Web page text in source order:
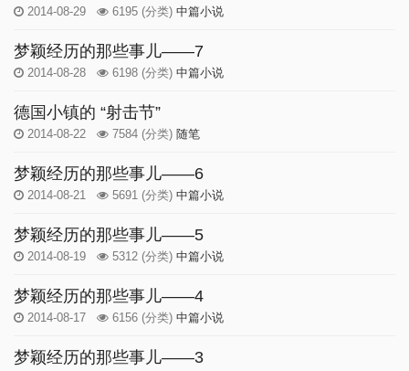
2014-08-29 6195 (分类) 中篇小说
梦颖经历的那些事儿——7
2014-08-28 6198 (分类) 中篇小说
德国小镇的 “射击节”
2014-08-22 7584 (分类) 随笔
梦颖经历的那些事儿——6
2014-08-21 5691 (分类) 中篇小说
梦颖经历的那些事儿——5
2014-08-19 5312 (分类) 中篇小说
梦颖经历的那些事儿——4
2014-08-17 6156 (分类) 中篇小说
梦颖经历的那些事儿——3